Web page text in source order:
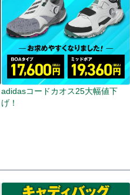
adidasコードカオス25大幅値下
げ！